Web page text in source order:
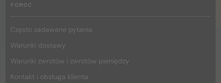
POMOC
Często zadawane pytania
Warunki dostawy
Warunki zwrotów i zwrotów pieniędzy
Kontakt i obsługa klienta